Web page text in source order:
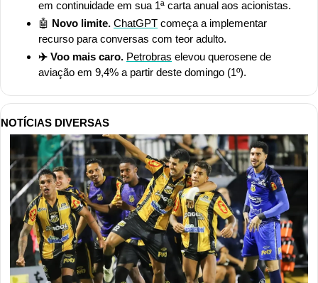
em continuidade em sua 1ª carta anual aos acionistas.
🤖 Novo limite. ChatGPT começa a implementar
recurso para conversas com teor adulto.
✈️ Voo mais caro. Petrobras elevou querosene de
aviação em 9,4% a partir deste domingo (1º).
NOTÍCIAS DIVERSAS